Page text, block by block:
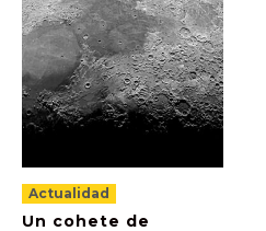
Actualidad
Un cohete de